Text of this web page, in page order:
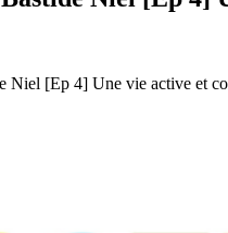
Niel [Ep 4] Une vie active et